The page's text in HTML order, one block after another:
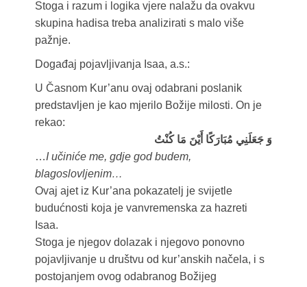
Stoga i razum i logika vjere nalažu da ovakvu
skupina hadisa treba analizirati s malo više
pažnje.
Događaj pojavljivanja Isaa, a.s.:
U Časnom Kur’anu ovaj odabrani poslanik
predstavljen je kao mjerilo Božije milosti. On je
rekao:
وَ جَعَلَنِي مُبَارَكًا أَيْنَ مَا كُنْتُ
…I učiniće me, gdje god budem,
blagoslovljenim…
Ovaj ajet iz Kur’ana pokazatelj je svijetle
budućnosti koja je vanvremenska za hazreti
Isaa.
Stoga je njegov dolazak i njegovo ponovno
pojavljivanje u društvu od kur’anskih načela, i s
postojanjem ovog odabranog Božijeg